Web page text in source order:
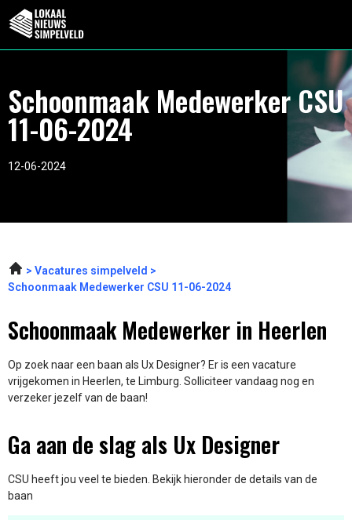
Schoonmaak Medewerker CSU
11-06-2024
12-06-2024
Vacatures simpelveld
Schoonmaak Medewerker CSU 11-06-2024
Schoonmaak Medewerker in Heerlen
Op zoek naar een baan als Ux Designer? Er is een vacature
vrijgekomen in Heerlen, te Limburg. Solliciteer vandaag nog en
verzeker jezelf van de baan!
Ga aan de slag als Ux Designer
CSU heeft jou veel te bieden. Bekijk hieronder de details van de
baan